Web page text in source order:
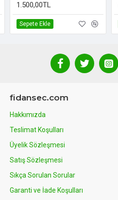
1.500,00TL
Sepete Ekle
fidansec.com
Hakkımızda
Teslimat Koşulları
Üyelik Sözleşmesi
Satış Sözleşmesi
Sıkça Sorulan Sorular
Garanti ve İade Koşulları